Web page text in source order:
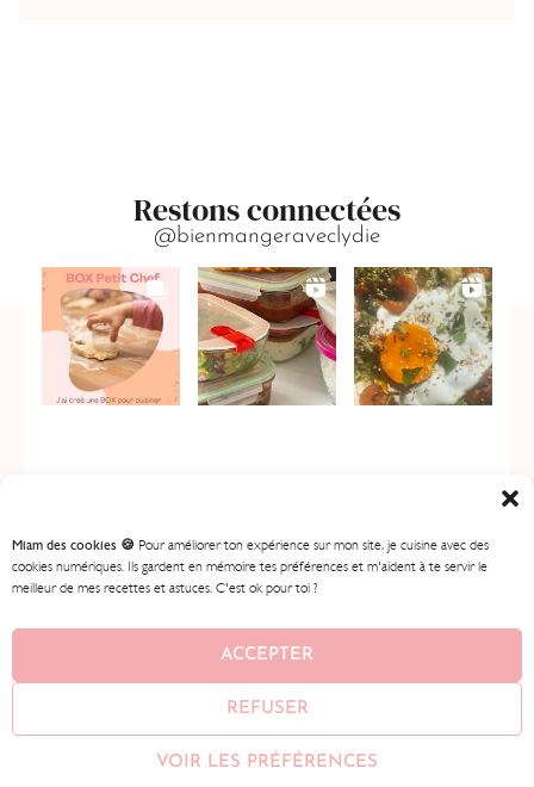
Miam des cookies 🍪 Pour améliorer ton expérience sur mon site, je cuisine avec des
cookies numériques. Ils gardent en mémoire tes préférences et m'aident à te servir le
meilleur de mes recettes et astuces. C'est ok pour toi ?
ACCEPTER
REFUSER
VOIR LES PRÉFÉRENCES
Restons connectées
@bienmangeraveclydie
© 2026BIEN MANGER AVEC LYDIE• AVEC ♥ PARAMEENA
MENTIONS LÉGALES • CONDITIONS GÉNÉRALES DE